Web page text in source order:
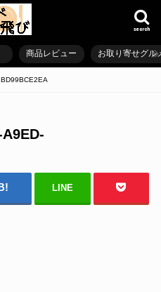
search
商品レビュー お取り寄せグル
LINE